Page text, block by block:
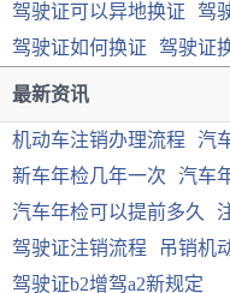
驾驶证可以异地换证
驾
驾驶证如何换证
驾驶证
最新资讯
机动车注销办理流程
汽
新车年检几年一次
汽车
汽车年检可以提前多久
驾驶证注销流程
吊销机
驾驶证b2增驾a2新规定